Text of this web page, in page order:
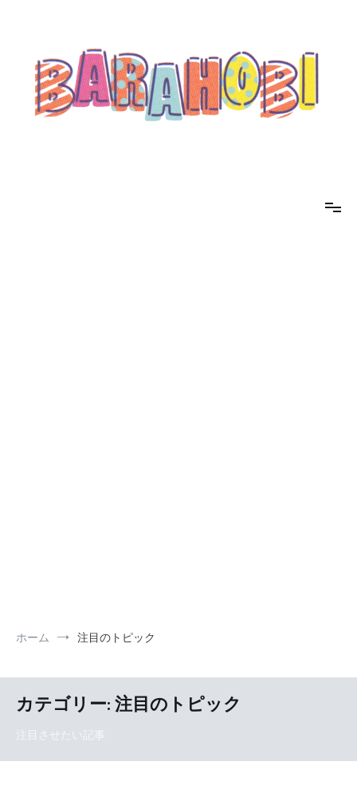
ホーム 注目のトピック
カテゴリー:注目のトピック
注目させたい記事